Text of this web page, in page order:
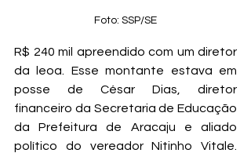
Foto: SSP/SE
R$ 240 mil apreendido com um diretor
da leoa. Esse montante estava em
posse de César Dias, diretor
financeiro da Secretaria de Educação
da Prefeitura de Aracaju e aliado
político do vereador Nitinho Vitale.